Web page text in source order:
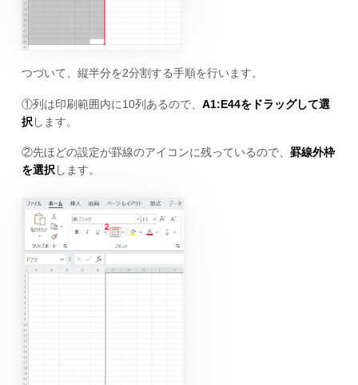
つづいて、縦半分を2分割する手順を行います。
①列は印刷範囲内に10列あるので、 A1:E44をドラッグして選
択 します。
②先ほどの設定が罫線のアイコンに残っているので、 罫線外枠
を選択します。